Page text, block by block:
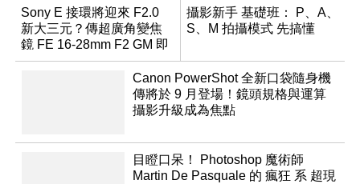
Sony E 接環將迎來 F2.0
新大三元？傳超廣角變焦
鏡 FE 16-28mm F2 GM 即
將問世
攝影新手 基礎班： P、A、
S、M 拍攝模式 先搞懂
Canon PowerShot 全新口袋隨身機
傳將於 9 月登場！鏡頭規格與運算
攝影升級成為焦點
目瞪口呆！ Photoshop 魔術師
Martin De Pasquale 的 瘋狂 系 超現